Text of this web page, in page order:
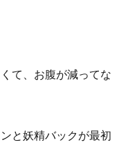
て、お腹が減ってな
と妖精バックが最初